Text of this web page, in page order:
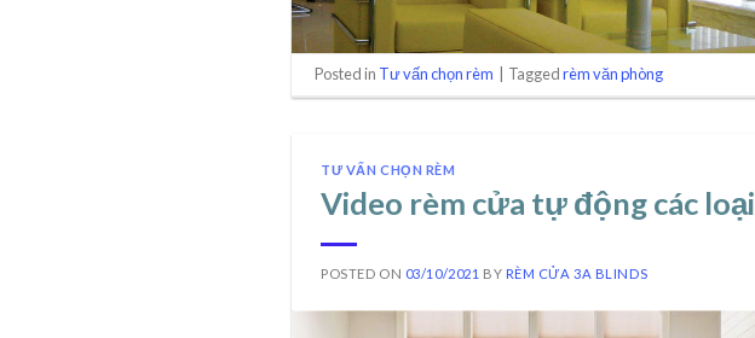
Posted in Tư vấn chọn rèm Taggedrèm văn phòng
TƯ VẤN CHỌN RÈM
Video rèm cửa tự động các loại
POSTED ON 03/10/2021 BY RÈM CỬA 3A BLINDS